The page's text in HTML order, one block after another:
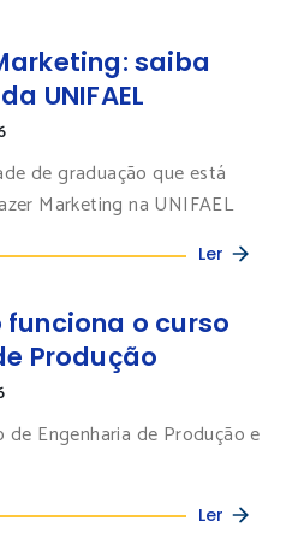
saiba
UNIFAEL
de graduação que está
Marketing na UNIFAEL
Ler
o curso
Produção
Engenharia de Produção e
Ler